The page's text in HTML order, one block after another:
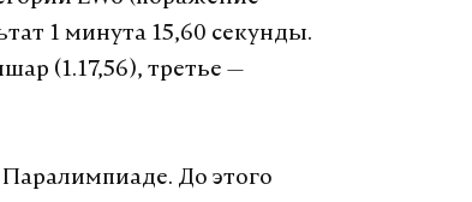
1 минута 15,60 секунды.
(1.17,56), третье —
Паралимпиаде. До этого